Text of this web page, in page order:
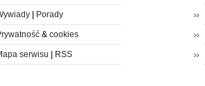
| Porady
& cookies
serwisu RSS